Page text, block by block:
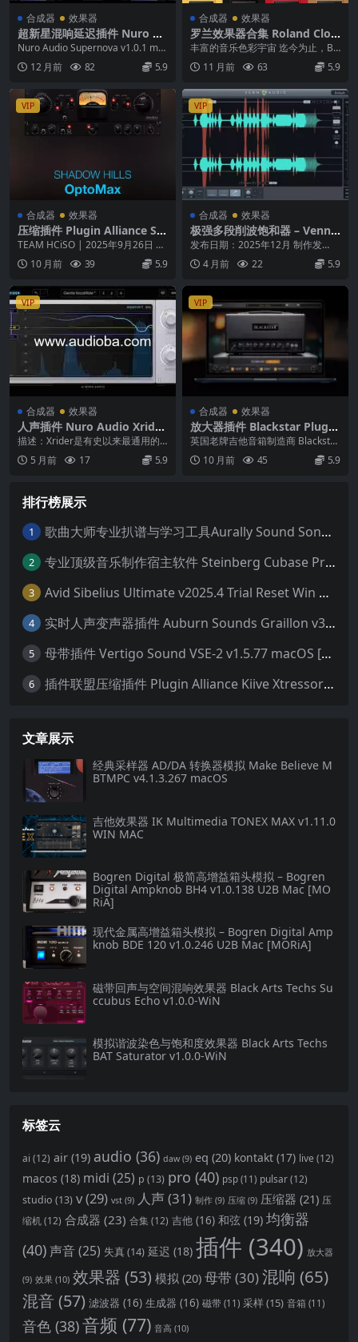
合成器 效果器
超新星混响延迟插件 Nuro Au
dio Supernova v1.0.1 macO
S
Nuro Audio Supernova v1.0.1 ma
cOS 是一款次世代...
12 月前 82 5.9
合成器 效果器
罗兰效果器合集 Roland Clou
d BOSS Effects Pedals v1.0.
0 macOS
丰富的音乐色彩宇宙 迄今为止，BO
SS 已推出超过140种独特的迷你效
果器，全球...
11 月前 63 5.9
VIP
合成器 效果器
压缩插件 Plugin Alliance Sh
adow Hills OptoMax 1.0.0
macOS [HCiSO]
TEAM HCiSO | 2025年9月26日 |
76.97 MB 随着 Sh...
10 月前 39 5.9
VIP
合成器 效果器
极强多段削波饱和器 – Venn
Audio V-Clip 2 v1.0.4 Patch
ed Incl. Keygen-MOCHA
发布日期：2025年12月 制作发
行：Venn Audio / MOCHA 平台...
4 月前 22 5.9
VIP
合成器 效果器
人声插件 Nuro Audio Xrider
v1.5.1-WiN MAC
描述：Xrider是有史以来最通用的
声乐骑手插件，让您的声音完美融
合。 看到一切...
5 月前 17 5.9
VIP
合成器 效果器
放大器插件 Blackstar Plugin
s St.James v1.3.1-WiN
英国老牌吉他音箱制造商 Blacksta
r 宣布发布旗下首款软件产品——S
t. ... 10 月前 45 5.9
排行榜展示
1 歌曲大师专业扒谱与学习工具Aurally Sound Song Master PRO v2.7.04 WiN
2 专业顶级音乐制作宿主软件 Steinberg Cubase Pro 14 v14.0.32 VR/R2R 原厂音源内含安装教程 [WiN MAC]（80GB+）
3 Avid Sibelius Ultimate v2025.4 Trial Reset Win 无限试用版 乐谱软件 西贝柳斯 MAC含音色库25G
4 实时人声变声器插件 Auburn Sounds Graillon v3.1.1 macOS
5 母带插件 Vertigo Sound VSE-2 v1.5.77 macOS [HCiSO]
6 插件联盟压缩插件 Plugin Alliance Kiive Xtressor v1.0.1 WIN MAC
文章展示
经典采样器 AD/DA 转换器模拟 Make Believe M
BTMPC v4.1.3.267 macOS
吉他效果器 IK Multimedia TONEX MAX v1.11.0
WIN MAC
Bogren Digital 极简高增益箱头模拟 – Bogren
Digital Ampknob BH4 v1.0.138 U2B Mac [MO
RiA]
现代金属高增益箱头模拟 – Bogren Digital Amp
knob BDE 120 v1.0.246 U2B Mac [MORiA]
磁带回声与空间混响效果器 Black Arts Techs Su
ccubus Echo v1.0.0-WiN
模拟谐波染色与饱和度效果器 Black Arts Techs
BAT Saturator v1.0.0-WiN
标签云
ai (12) air (19) audio (36) daw (9) eq (20) kontakt (17) live (12)
macos (18) midi (25) p (13) pro (40) psp (11) pulsar(12)
studio (13) v(29) vst (9) 人声(31) 制作 (9) 压缩 (9) 压缩器 (21) 压
缩机(12) 合成器 (23) 合集(12) 吉他 (16) 和弦 (19) 均衡器
(40) 声音(25) 失真(14) 延迟 (18) 插件 (340) 放大器
(9) 效果 (10) 效果器 (53) 模拟 (20) 母带 (30)混响 (65)
混音 (57) 滤波器 (16) 生成器 (16) 磁带 (11) 采样(15) 音箱 (11)
音色 (38)音频 (77) 音高 (10)